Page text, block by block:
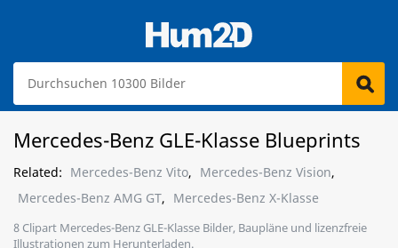
Mercedes-Benz GLE-Klasse Blueprints
Related: Mercedes-Benz Vito, Mercedes-Benz Vision,
Mercedes-Benz AMG GT, Mercedes-Benz X-Klasse
8 Clipart Mercedes-Benz GLE-Klasse Bilder, Baupläne und lizenzfreie
Illustrationen zum Herunterladen.